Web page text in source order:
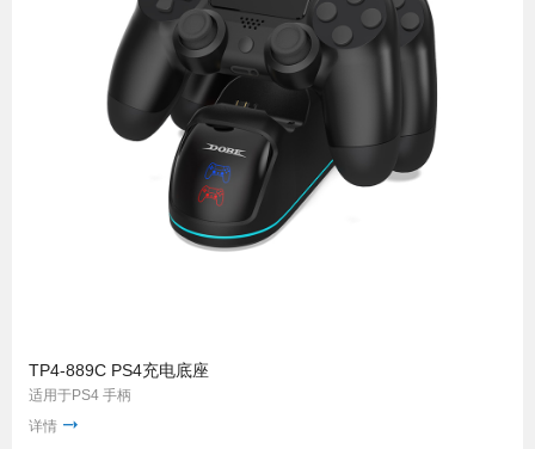
TP4-889C PS4充电底座
适用于PS4 手柄
详情